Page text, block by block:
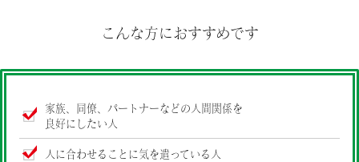
こんな方におすすめです
家族、同僚、パートナーなどの人間関係を
良好にしたい人
人に合わせることに気を遣っている人